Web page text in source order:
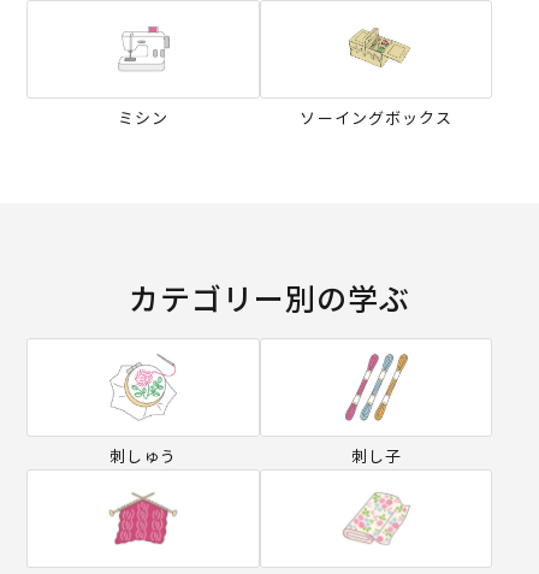
ミシン ソーイングボックス
カテゴリー別の学ぶ
刺しゅう 刺し子